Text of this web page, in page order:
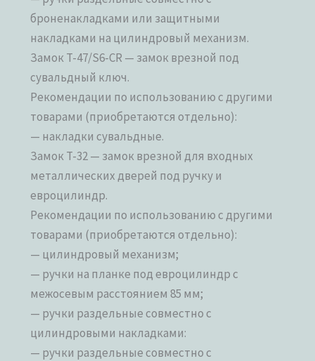
броненакладками или защитными
накладками на цилиндровый механизм.
Замок T-47/S6-CR — замок врезной под
сувальдный ключ.
Рекомендации по использованию с другими
товарами (приобретаются отдельно):
— накладки сувальдные.
Замок T-32 — замок врезной для входных
металлических дверей под ручку и
евроцилиндр.
Рекомендации по использованию с другими
товарами (приобретаются отдельно):
— цилиндровый механизм;
— ручки на планке под евроцилиндр с
межосевым расстоянием 85 мм;
— ручки раздельные совместно с
цилиндровыми накладками:
— ручки раздельные совместно с